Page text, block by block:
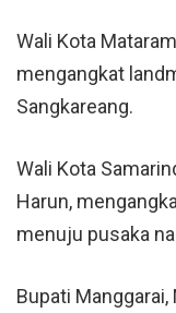
Wali Kota
mengangkat
Sangkareang.
Wali Kota
Harun,
menuju pusaka
Bupati